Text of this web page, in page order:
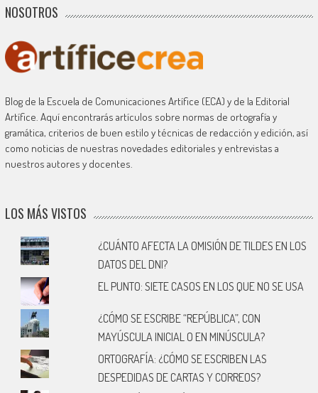
NOSOTROS
Blog de la Escuela de Comunicaciones Artífice (ECA) y de la Editorial
Artífice. Aquí encontrarás artículos sobre normas de ortografía y
gramática, criterios de buen estilo y técnicas de redacción y edición, así
como noticias de nuestras novedades editoriales y entrevistas a
nuestros autores y docentes.
LOS MÁS VISTOS
¿CUÁNTO AFECTA LA OMISIÓN DE TILDES EN LOS
DATOS DEL DNI?
EL PUNTO: SIETE CASOS EN LOS QUE NO SE USA
¿CÓMO SE ESCRIBE “REPÚBLICA”, CON
MAYÚSCULA INICIAL O EN MINÚSCULA?
ORTOGRAFÍA: ¿CÓMO SE ESCRIBEN LAS
DESPEDIDAS DE CARTAS Y CORREOS?